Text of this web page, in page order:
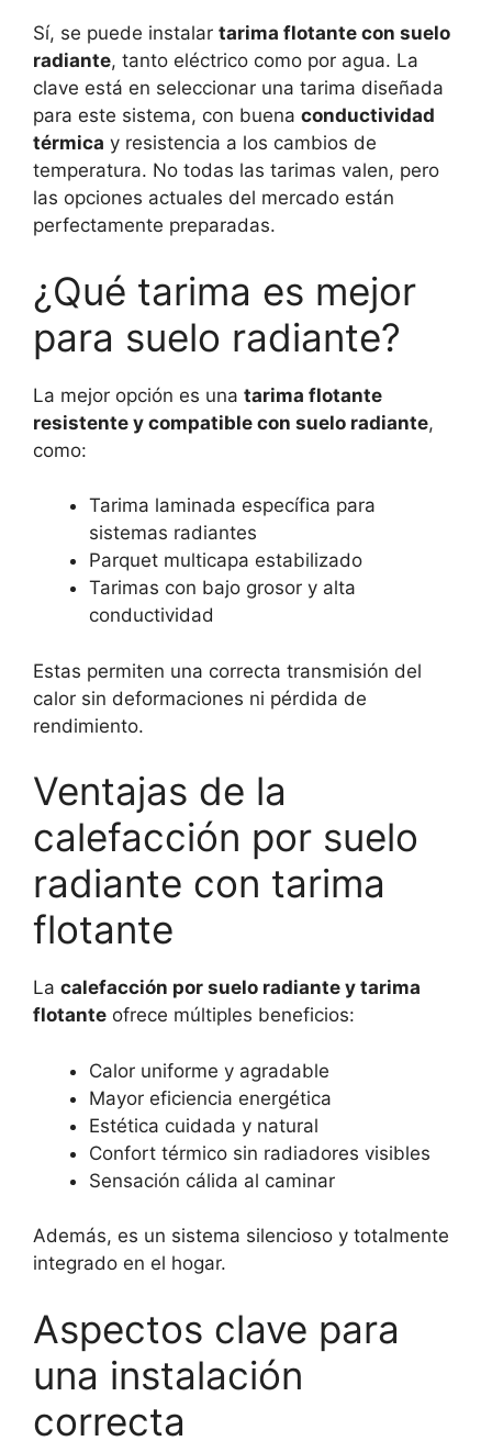
Sí, se puede instalar tarima flotante con suelo
radiante, tanto eléctrico como por agua. La
clave está en seleccionar una tarima diseñada
para este sistema, con buena conductividad
térmica y resistencia a los cambios de
temperatura. No todas las tarimas valen, pero
las opciones actuales del mercado están
perfectamente preparadas.
¿Qué tarima es mejor
para suelo radiante?
La mejor opción es una tarima flotante
resistente y compatible con suelo radiante,
como:
Tarima laminada específica para
sistemas radiantes
Parquet multicapa estabilizado
Tarimas con bajo grosor y alta
conductividad
Estas permiten una correcta transmisión del
calor sin deformaciones ni pérdida de
rendimiento.
Ventajas de la
calefacción por suelo
radiante con tarima
flotante
La calefacción por suelo radiante y tarima
flotante ofrece múltiples beneficios:
Calor uniforme y agradable
Mayor eficiencia energética
Estética cuidada y natural
Confort térmico sin radiadores visibles
Sensación cálida al caminar
Además, es un sistema silencioso y totalmente
integrado en el hogar.
Aspectos clave para
una instalación
correcta